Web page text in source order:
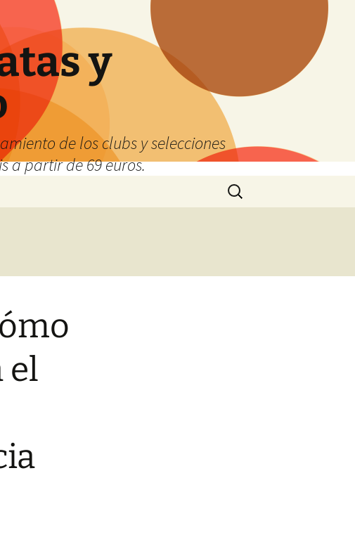
y
de los clubs y selecciones
a partir de 69 euros.
Buscar:
el